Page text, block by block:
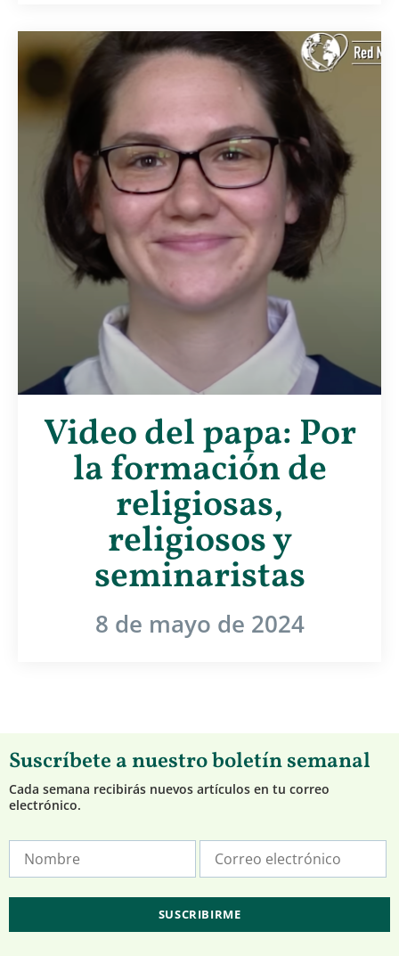
Video del papa: Por
la formación de
religiosas,
religiosos y
seminaristas
8 de mayo de 2024
Suscríbete a nuestro boletín semanal
Cada semana recibirás nuevos artículos en tu correo
electrónico.